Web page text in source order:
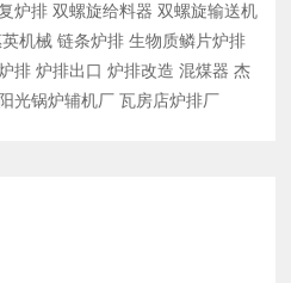
炉排 双螺旋给料器 双螺旋输送机
机械 链条炉排 生物质鳞片炉排
排 炉排出口 炉排改造 混煤器 杰
光锅炉辅机厂 瓦房店炉排厂